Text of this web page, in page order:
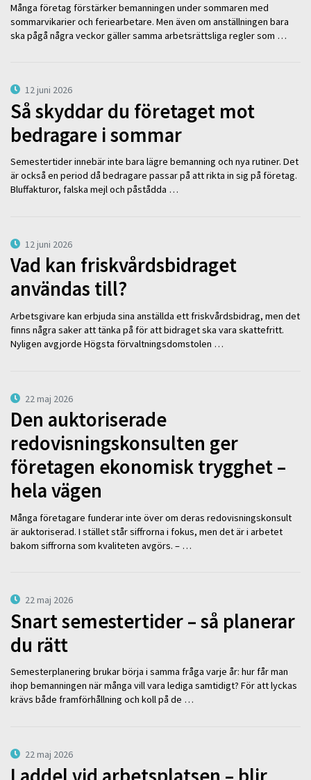
Många företag förstärker bemanningen under sommaren med
sommarvikarier och feriearbetare. Men även om anställningen bara
ska pågå några veckor gäller samma arbetsrättsliga regler som …
12 juni 2026
Så skyddar du företaget mot
bedragare i sommar
Semestertider innebär inte bara lägre bemanning och nya rutiner. Det
är också en period då bedragare passar på att rikta in sig på företag.
Bluffakturor, falska mejl och påstådda …
12 juni 2026
Vad kan friskvårdsbidraget
användas till?
Arbetsgivare kan erbjuda sina anställda ett friskvårdsbidrag, men det
finns några saker att tänka på för att bidraget ska vara skattefritt.
Nyligen avgjorde Högsta förvaltningsdomstolen …
22 maj 2026
Den auktoriserade
redovisningskonsulten ger
företagen ekonomisk trygghet –
hela vägen
Många företagare funderar inte över om deras redovisningskonsult
är auktoriserad. I stället står siffrorna i fokus, men det är i arbetet
bakom siffrorna som kvaliteten avgörs. – …
22 maj 2026
Snart semestertider – så planerar
du rätt
Semesterplanering brukar börja i samma fråga varje år: hur får man
ihop bemanningen när många vill vara lediga samtidigt? För att lyckas
krävs både framförhållning och koll på de …
22 maj 2026